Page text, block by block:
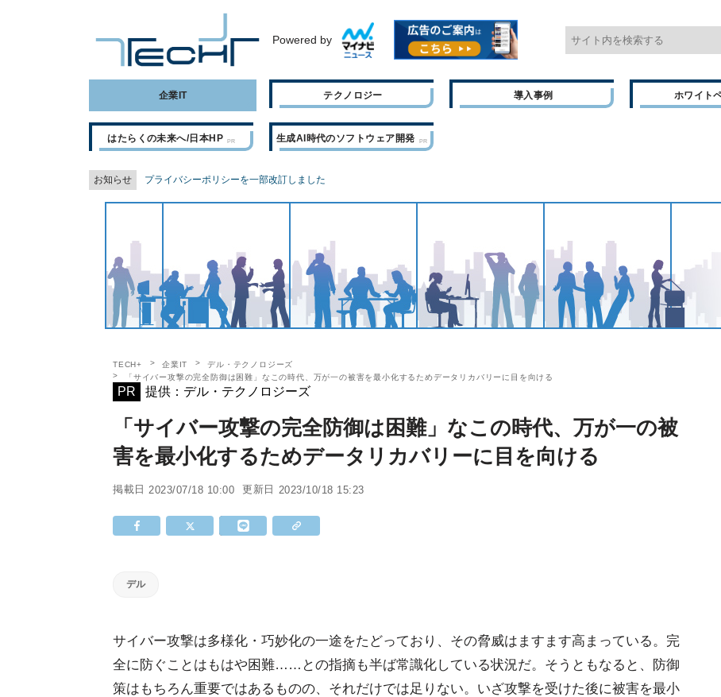
Powered by
企業IT テクノロジー 導入事例 ホワイト
はたらくの未来へ/日本HP 生成AI時代のソフトウェア開発
お知らせ プライバシーポリシーを一部改訂しました
TECH+ 企業IT
デル・テクノロジーズ
「サイバー攻撃の完全防御は困難」なこの時代、万が一の被害を最小化するためデータリカバリーに目を向ける
PR 提供：デル・テクノロジーズ
「サイバー攻撃の完全防御は困難」なこの時代、万が一の被
害を最小化するためデータリカバリーに目を向ける
掲載日 2023/07/18 10:00 更新日 2023/10/18 15:23
デル
サイバー攻撃は多様化・巧妙化の一途をたどっており、その脅威はますます高まっている。完
全に防ぐことはもはや困難……との指摘も半ば常識化している状況だ。そうともなると、防御
策はもちろん重要ではあるものの、それだけでは足りない。いざ攻撃を受けた後に被害を最小